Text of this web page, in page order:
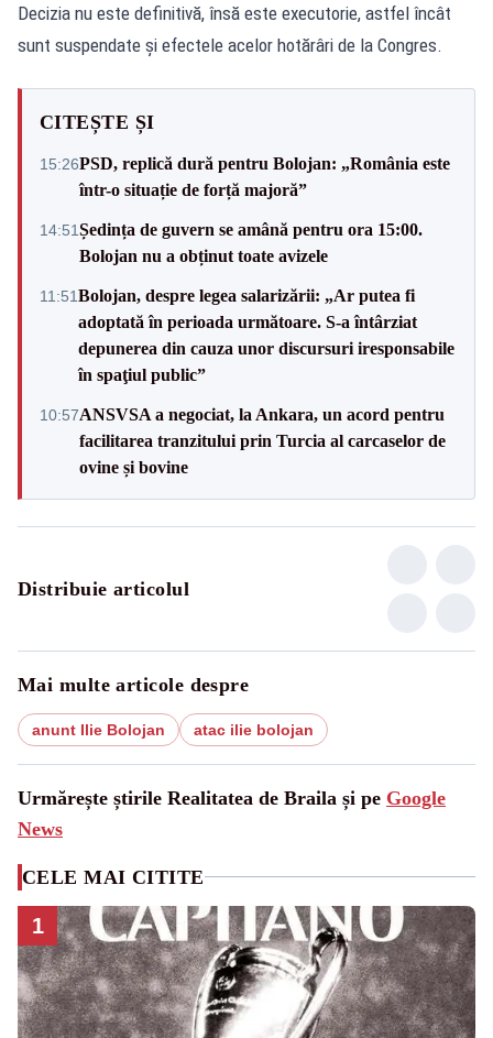
Decizia nu este definitivă, însă este executorie, astfel încât
sunt suspendate și efectele acelor hotărâri de la Congres.
CITEȘTE ȘI
15:26PSD, replică dură pentru Bolojan: „România este
într-o situație de forță majoră”
14:51Ședința de guvern se amână pentru ora 15:00.
Bolojan nu a obținut toate avizele
11:51Bolojan, despre legea salarizării: „Ar putea fi
adoptată în perioada următoare. S-a întârziat
depunerea din cauza unor discursuri iresponsabile
în spaţiul public”
10:57ANSVSA a negociat, la Ankara, un acord pentru
facilitarea tranzitului prin Turcia al carcaselor de
ovine și bovine
Distribuie articolul
Mai multe articole despre
anunt Ilie Bolojan atac ilie bolojan
Urmărește știrile Realitatea de Braila și pe Google
News
CELE MAI CITITE
1